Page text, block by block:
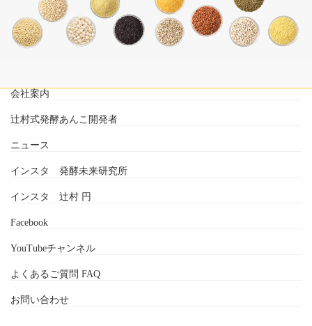
会社案内
辻村式発酵あんこ開発者
ニュース
インスタ 発酵未来研究所
インスタ 辻村 円
Facebook
YouTubeチャンネル
よくあるご質問 FAQ
お問い合わせ